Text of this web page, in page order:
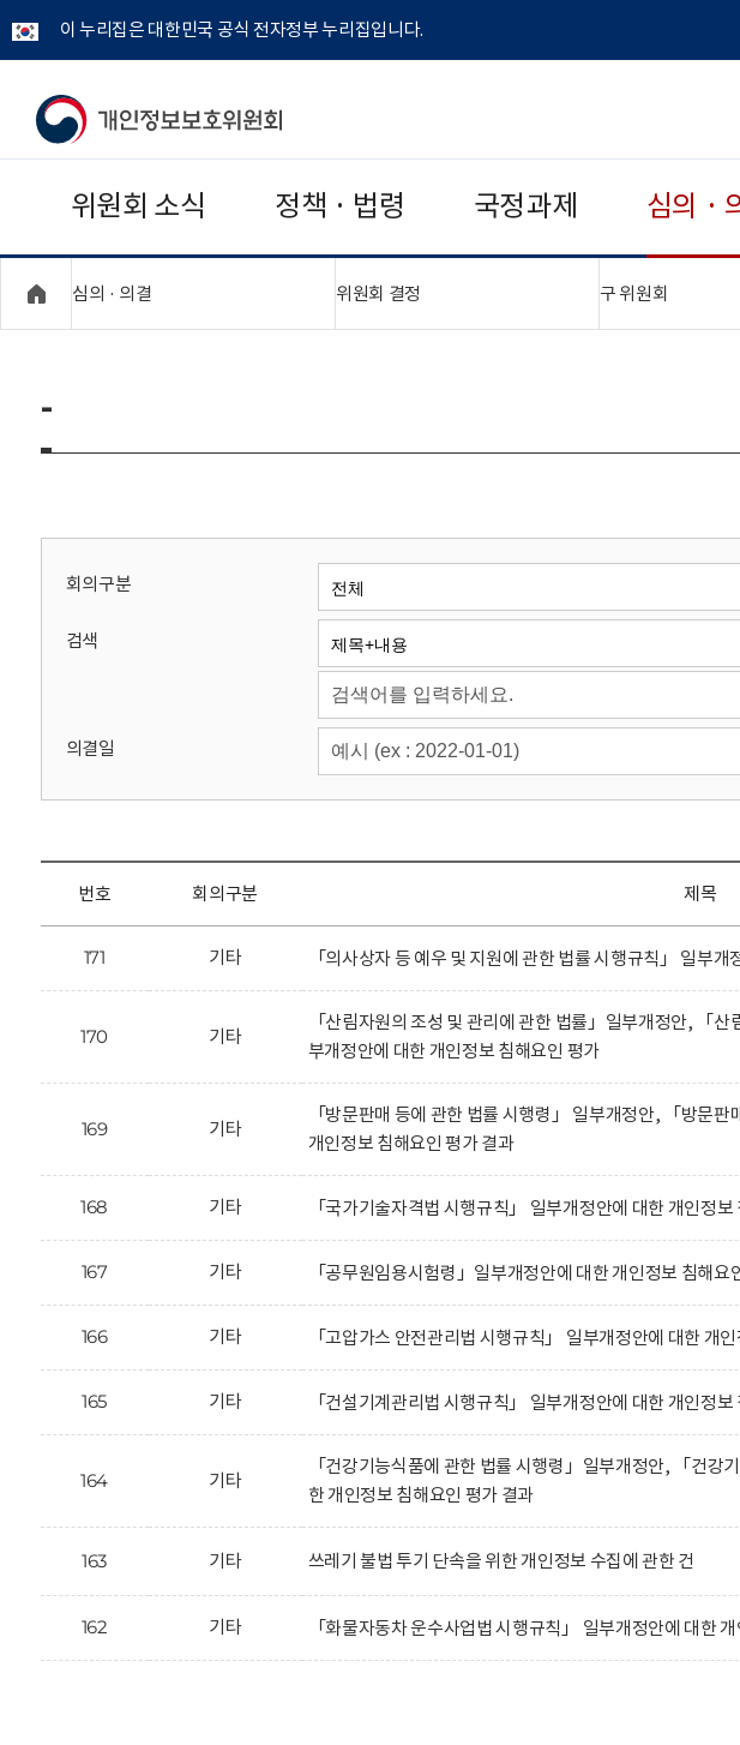
이 누리집은 대한민국 공식 전자정부 누리집입니다.
개
보
보
위
회
위원회 소식 정책 · 법령 국정과제 심의 ·
심의 · 의결 위원회 결정 구 위원회
-
회의구분
검색
의결일
번호 회의구분 제목
171 기타 「의사상자 등 예우 및 지원에 관한 법률 시행규칙」 일부
170 기타
「산림자원의 조성 및 관리에 관한 법률」일부개정안, 「
부개정안에 대한 개인정보 침해요인 평가
169 기타
「방문판매 등에 관한 법률 시행령」 일부개정안, 「방문
개인정보 침해요인 평가 결과
168 기타 「국가기술자격법 시행규칙」 일부개정안에 대한 개인정
167 기타 「공무원임용시험령」일부개정안에 대한 개인정보 침해요
166 기타 「고압가스 안전관리법 시행규칙」 일부개정안에 대한 개
165 기타 「건설기계관리법 시행규칙」 일부개정안에 대한 개인정
164 기타
「건강기능식품에 관한 법률 시행령」일부개정안, 「건강
한 개인정보 침해요인 평가 결과
163 기타 쓰레기 불법 투기 단속을 위한 개인정보 수집에 관한 건
162 기타 「화물자동차 운수사업법 시행규칙」 일부개정안에 대한